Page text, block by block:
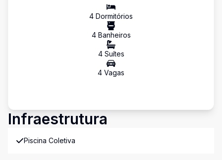
4 Dormitórios
4Banheiros
4Suítes
4 Vagas
Infraestrutura
Piscina Coletiva